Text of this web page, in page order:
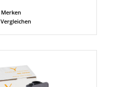
Merken
Vergleichen